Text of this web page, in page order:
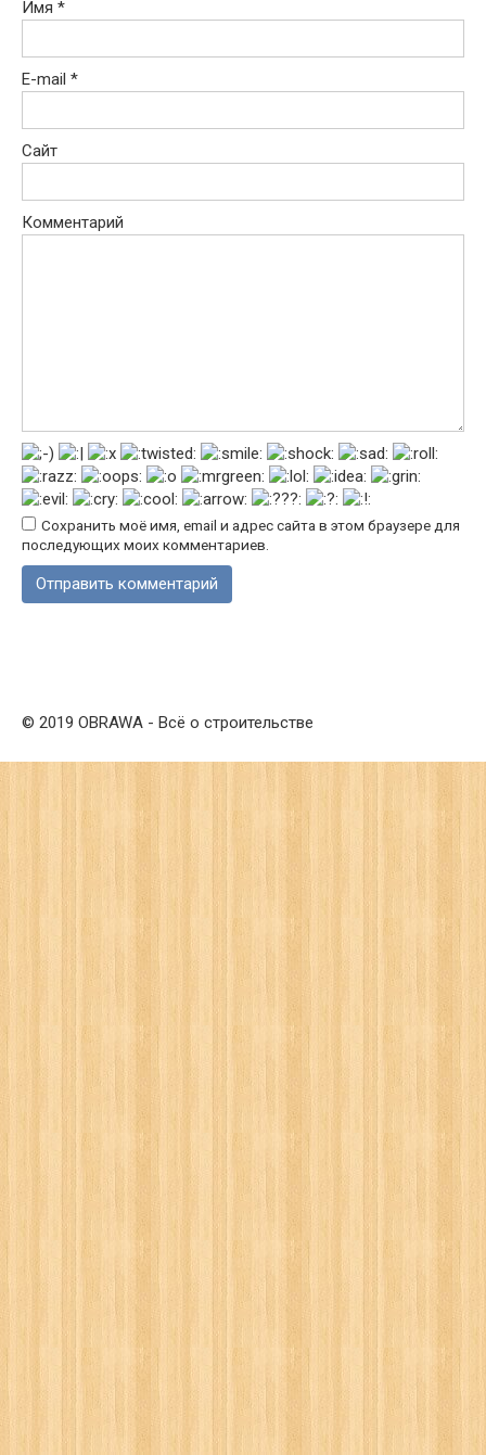
Имя *
E-mail *
Сайт
Комментарий
Сохранить моё имя, email и адрес сайта в этом браузере для
последующих моих комментариев.
© 2019 OBRAWA - Всё о строительстве